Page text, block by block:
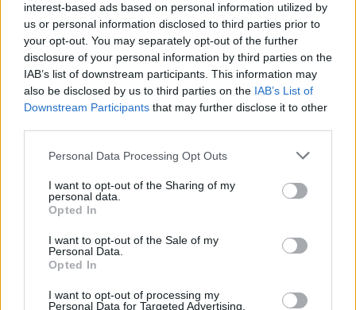
interest-based ads based on personal information utilized by
us or personal information disclosed to third parties prior to
your opt-out. You may separately opt-out of the further
disclosure of your personal information by third parties on the
IAB’s list of downstream participants. This information may
also be disclosed by us to third parties on the IAB’s List of
Downstream Participants that may further disclose it to other
Personal Data Processing Opt Outs
I want to opt-out of the Sharing of my
personal data.
Opted In
I want to opt-out of the Sale of my
Personal Data.
Opted In
I want to opt-out of processing my
Personal Data for Targeted Advertising.
Castelo Branco: “Bienal Internacional de Artes e Ofícios”
promete afirmar artesanato, património e inovação como
“motores de desenvolvimento económico e cultural” do
município português
Covilhã: Especialista aponta investimento estrangeiro e
Rio de Janeiro: Governo do Estado propõe parceria com a
FUNCEX para “reforçar inteligência sobre comércio
exterior”